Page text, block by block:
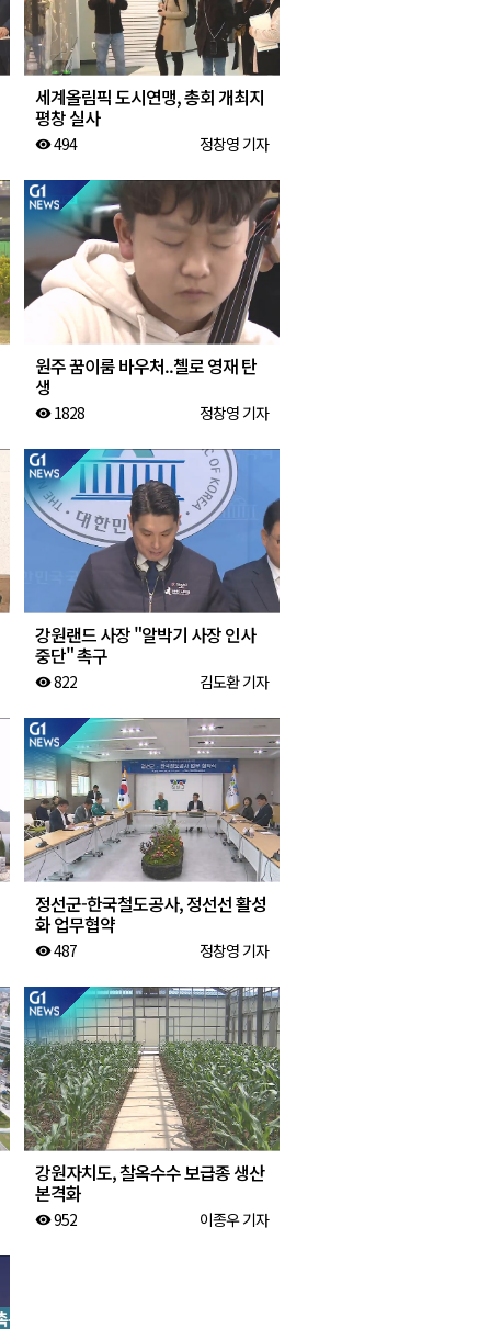
세계올림픽 도시연맹, 총회 개최지
평창 실사
visibility494 정창영 기자
원주 꿈이룸 바우처..첼로 영재 탄
생
visibility 1828 정창영 기자
강원랜드 사장 "알박기 사장 인사
중단" 촉구
visibility822 김도환 기자
정선군-한국철도공사, 정선선 활성
화 업무협약
visibility487 정창영 기자
강원자치도, 찰옥수수 보급종 생산
본격화
visibility952 이종우 기자